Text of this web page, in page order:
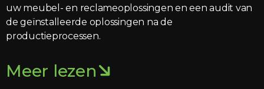
uw meubel- en reclameoplossingen en een audit van
de geïnstalleerde oplossingen na de
productieprocessen.
Meer lezen